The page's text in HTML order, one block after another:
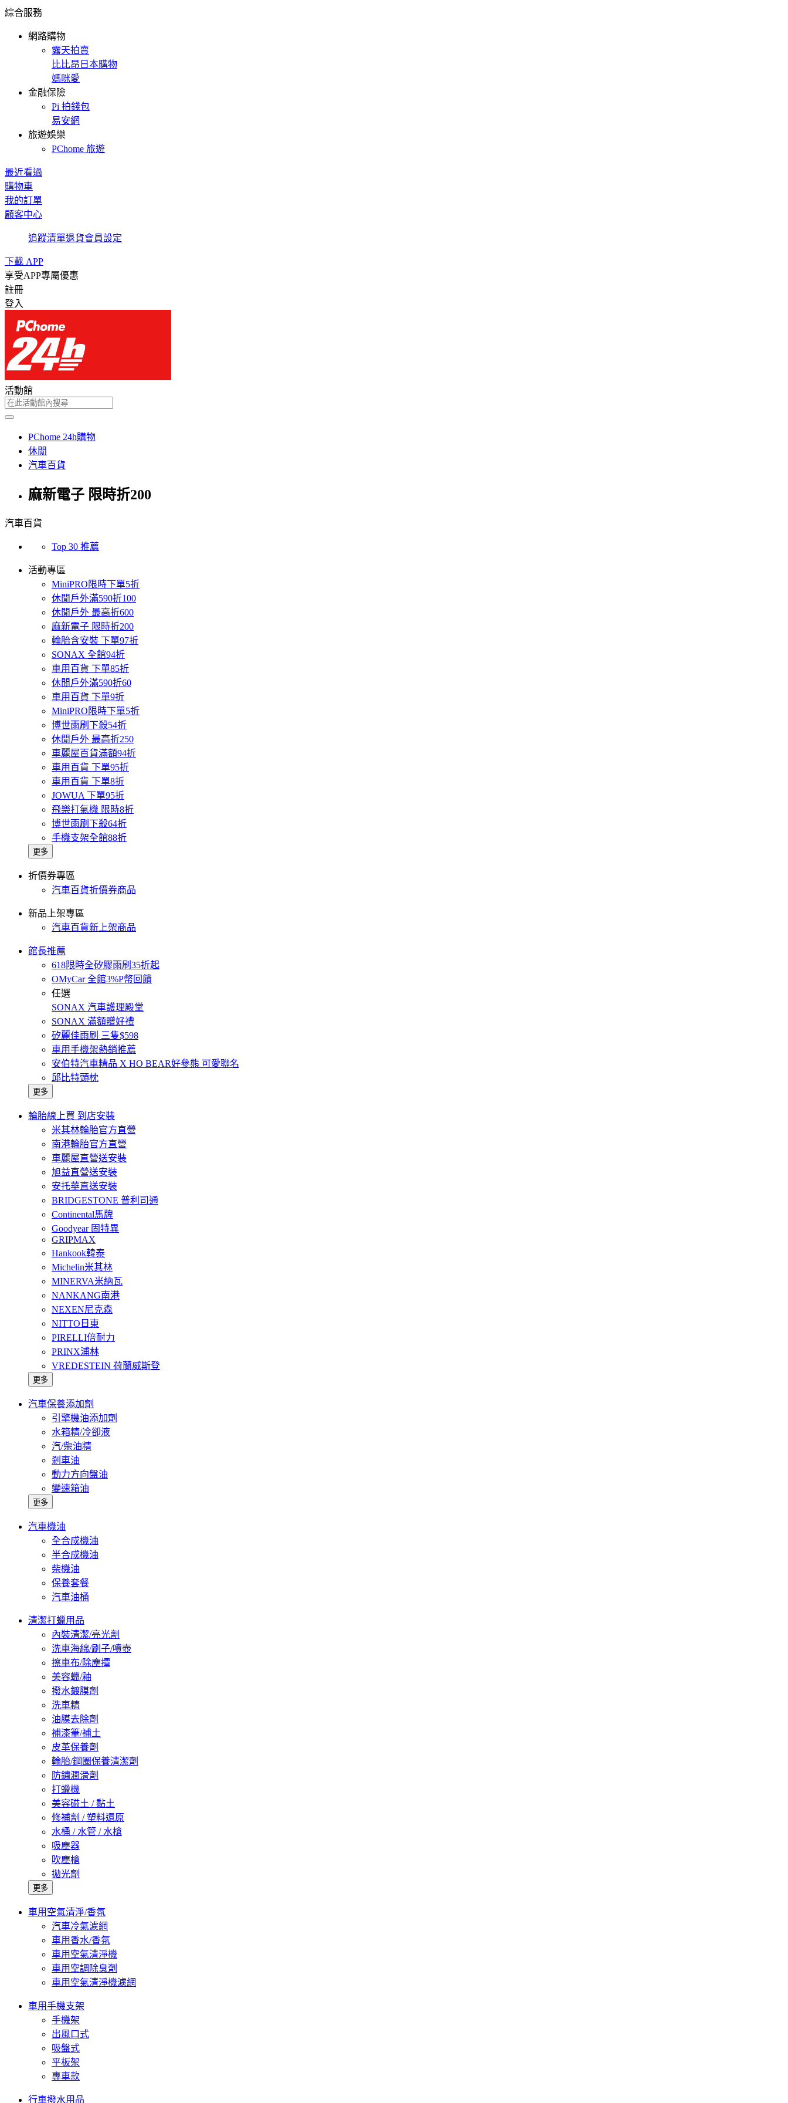
綜合服務
網路購物
露天拍賣
比比昂日本購物
媽咪愛
金融保險
Pi 拍錢包
易安網
旅遊娛樂
PChome 旅遊
最近看過
購物車
我的訂單
顧客中心
追蹤清單退貨會員設定
下載 APP
享受APP專屬優惠
註冊
登入
活動館
PChome 24h購物
休閒
汽車百貨
麻新電子 限時折200
汽車百貨
Top 30 推薦
活動專區
MiniPRO限時下單5折
休閒戶外滿590折100
休閒戶外 最高折600
麻新電子 限時折200
輪胎含安裝 下單97折
SONAX 全館94折
車用百貨 下單85折
休閒戶外滿590折60
車用百貨 下單9折
MiniPRO限時下單5折
博世雨刷下殺54折
休閒戶外 最高折250
車麗屋百貨滿額94折
車用百貨 下單95折
車用百貨 下單8折
JOWUA 下單95折
飛樂打氣機 限時8折
博世雨刷下殺64折
手機支架全館88折
更多
折價券專區
汽車百貨折價券商品
新品上架專區
汽車百貨新上架商品
館長推薦
618限時全矽膠雨刷35折起
OMyCar 全館3%P幣回饋
任選
SONAX 汽車護理殿堂
SONAX 滿額贈好禮
矽麗佳雨刷 三隻$598
車用手機架熱銷推薦
安伯特汽車精品 X HO BEAR好參熊 可愛聯名
邱比特頭枕
更多
輪胎線上買 到店安裝
米其林輪胎官方直營
南港輪胎官方直營
車麗屋直營送安裝
旭益直營送安裝
安托華直送安裝
BRIDGESTONE 普利司通
Continental馬牌
Goodyear 固特異
GRIPMAX
Hankook韓泰
Michelin米其林
MINERVA米納瓦
NANKANG南港
NEXEN尼克森
NITTO日東
PIRELLI倍耐力
PRINX浦林
VREDESTEIN 荷蘭威斯登
更多
汽車保養添加劑
引擎機油添加劑
水箱精/冷卻液
汽/柴油精
剎車油
動力方向盤油
變速箱油
更多
汽車機油
全合成機油
半合成機油
柴機油
保養套餐
汽車油桶
清潔打蠟用品
內裝清潔/亮光劑
洗車海綿/刷子/噴壺
擦車布/除塵撢
美容蠟/釉
撥水鍍膜劑
洗車精
油膜去除劑
補漆筆/補土
皮革保養劑
輪胎/鋼圈保養清潔劑
防鏽潤滑劑
打蠟機
美容磁土 / 黏土
修補劑 / 塑料還原
水桶 / 水管 / 水槍
吸塵器
吹塵槍
拋光劑
更多
車用空氣清淨/香氛
汽車冷氣濾網
車用香水/香氛
車用空氣清淨機
車用空調除臭劑
車用空氣清淨機濾網
車用手機支架
手機架
出風口式
吸盤式
平板架
專車款
行車撥水用品